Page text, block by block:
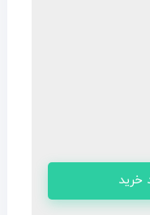
خرید